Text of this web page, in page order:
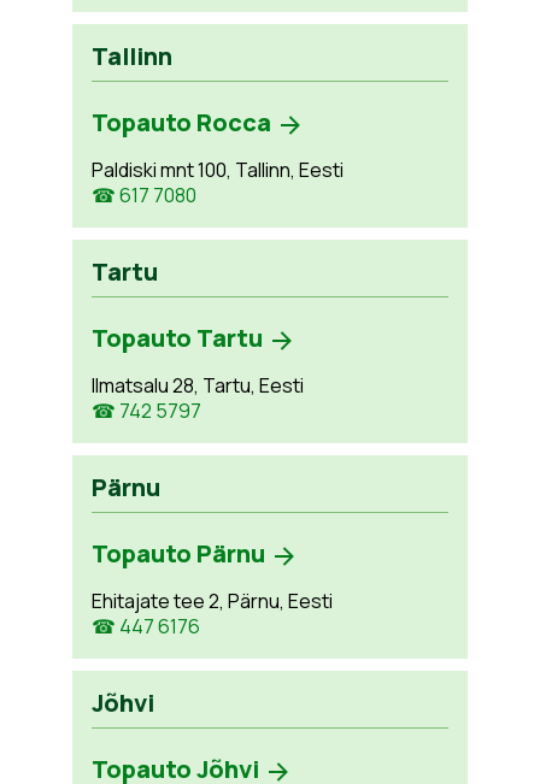
Tallinn
Topauto Rocca
Paldiski mnt 100, Tallinn, Eesti
☎ 617 7080
Tartu
Topauto Tartu
Ilmatsalu 28, Tartu, Eesti
☎ 742 5797
Pärnu
Topauto Pärnu
Ehitajate tee 2, Pärnu, Eesti
☎ 447 6176
Jõhvi
Topauto Jõhvi